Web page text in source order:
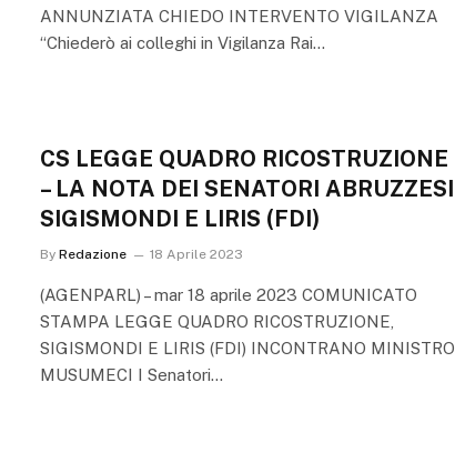
ANNUNZIATA CHIEDO INTERVENTO VIGILANZA
“Chiederò ai colleghi in Vigilanza Rai…
CS LEGGE QUADRO RICOSTRUZIONE
– LA NOTA DEI SENATORI ABRUZZESI
SIGISMONDI E LIRIS (FDI)
By Redazione 18 Aprile 2023
(AGENPARL) – mar 18 aprile 2023 COMUNICATO
STAMPA LEGGE QUADRO RICOSTRUZIONE,
SIGISMONDI E LIRIS (FDI) INCONTRANO MINISTRO
MUSUMECI I Senatori…